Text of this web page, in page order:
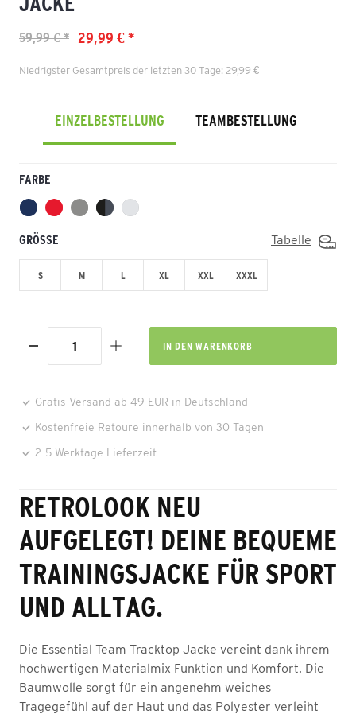
29,99 € *
59,99 € *
Niedrigster Gesamtpreis der letzten 30 Tage: 29,99 €
EINZELBESTELLUNG TEAMBESTELLUNG
FARBE
GRÖSSE Tabelle
S M L XL XXL XXXL
IN DEN WARENKORB
Gratis Versand ab 49 EUR in Deutschland
Kostenfreie Retoure innerhalb von 30 Tagen
2-5 Werktage Lieferzeit
RETROLOOK NEU
AUFGELEGT! DEINE BEQUEME
TRAININGSJACKE FÜR SPORT
UND ALLTAG.
Die Essential Team Tracktop Jacke vereint dank ihrem
hochwertigen Materialmix Funktion und Komfort. Die
Baumwolle sorgt für ein angenehm weiches
Tragegefühl auf der Haut und das Polyester verleiht